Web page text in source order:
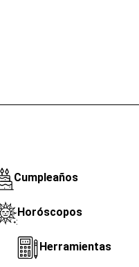
Cumpleaños
Horóscopos
Herramientas